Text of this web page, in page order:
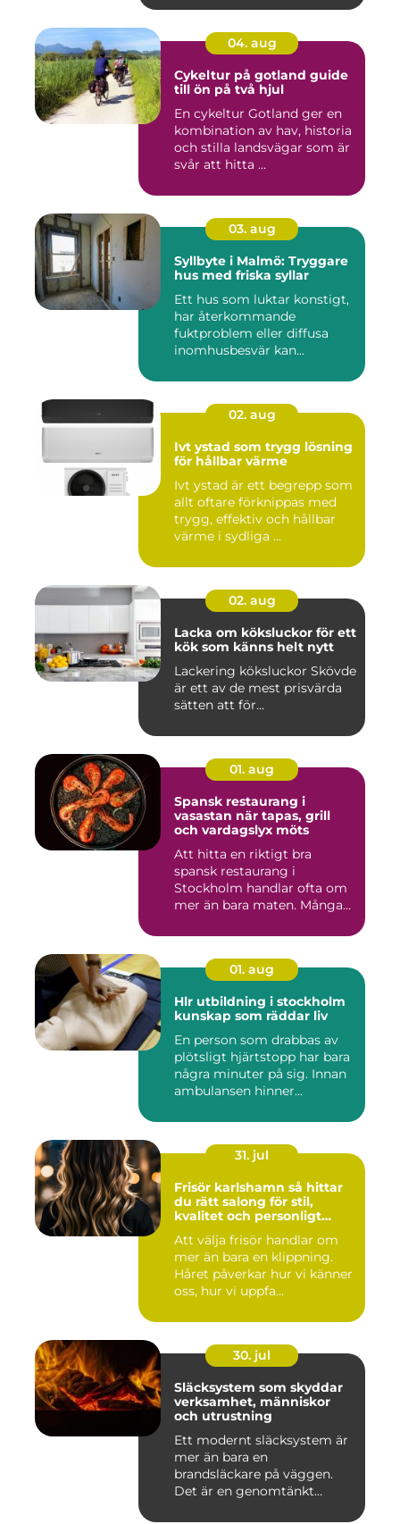
04. aug
Cykeltur på gotland guide
till ön på två hjul
En cykeltur Gotland ger en
kombination av hav, historia
och stilla landsvägar som är
svår att hitta ...
03. aug
Syllbyte i Malmö: Tryggare
hus med friska syllar
Ett hus som luktar konstigt,
har återkommande
fuktproblem eller diffusa
inomhusbesvär kan...
02. aug
Ivt ystad som trygg lösning
för hållbar värme
Ivt ystad är ett begrepp som
allt oftare förknippas med
trygg, effektiv och hållbar
värme i sydliga ...
02. aug
Lacka om köksluckor för ett
kök som känns helt nytt
Lackering köksluckor Skövde
är ett av de mest prisvärda
sätten att för...
01. aug
Spansk restaurang i
vasastan när tapas, grill
och vardagslyx möts
Att hitta en riktigt bra
spansk restaurang i
Stockholm handlar ofta om
mer än bara maten. Många
01. aug
Hlr utbildning i stockholm
kunskap som räddar liv
En person som drabbas av
plötsligt hjärtstopp har bara
några minuter på sig. Innan
ambulansen hinner...
31. jul
Frisör karlshamn så hittar
du rätt salong för stil,
kvalitet och personligt
Att välja frisör handlar om
mer än bara en klippning.
Håret påverkar hur vi känner
oss, hur vi uppfa...
30. jul
Släcksystem som skyddar
verksamhet, människor
och utrustning
Ett modernt släcksystem är
mer än bara en
brandsläckare på väggen.
Det är en genomtänkt